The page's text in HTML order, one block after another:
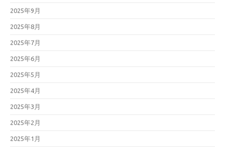
2025年9月
2025年8月
2025年7月
2025年6月
2025年5月
2025年4月
2025年3月
2025年2月
2025年1月